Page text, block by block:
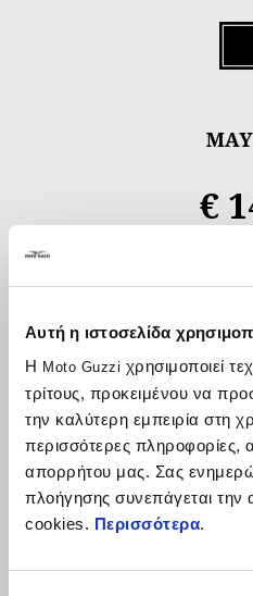
Αυτή η ιστοσελίδα
Η Moto Guzzi χρησιμοποιεί
τρίτους, προκειμένου να
την καλύτερη εμπειρία στη
περισσότερες πληροφορίες,
απορρήτου μας. Σας
πλοήγησης συνεπάγεται
cookies. Περισσότερα.
€
Κατασκευασμένα από
σχεδιασμός του ακολουθεί
αρμονικά συνδυάζοντας